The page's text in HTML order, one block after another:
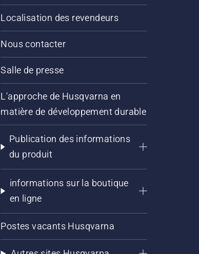
Localisation des revendeurs
Nous contacter
Salle de presse
L'approche de Husqvarna en
matière de développement durable
Publication des informations
du produit
informations sur la boutique
en ligne
Postes vacants Husqvarna